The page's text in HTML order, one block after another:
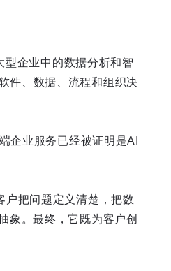
企业中的数据分析和智
件、数据、流程和组织决
企业服务已经被证明是AI
户把问题定义清楚，把数
象。最终，它既为客户创